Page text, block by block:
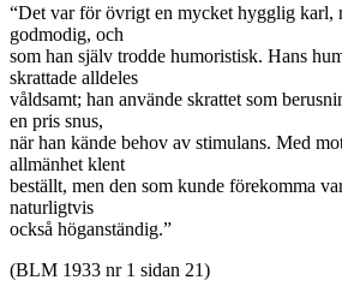
“Det var för övrigt en mycket hygglig karl,
godmodig, och
som han själv trodde humoristisk. Hans
skrattade alldeles
våldsamt; han använde skrattet som
en pris snus,
när han kände behov av stimulans. Med
allmänhet klent
beställt, men den som kunde förekomma
naturligtvis
också höganständig.”
(BLM 1933 nr 1 sidan 21)